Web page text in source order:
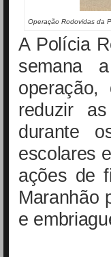
Operação Rodovidas da
A Polícia
semana
reduzir
durante
escolares
ações de
Maranhão
e